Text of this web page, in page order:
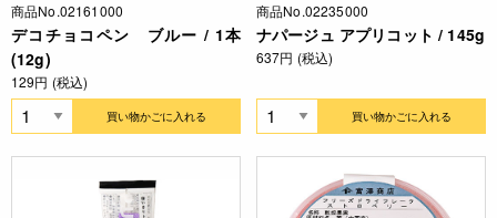
商品No.02161000
デコチョコペン ブルー / 1本
(12g)
129円 (税込)
買い物かごに入れる
商品No.02235000
ナパージュ アプリコット / 145g
637円 (税込)
買い物かごに入れる